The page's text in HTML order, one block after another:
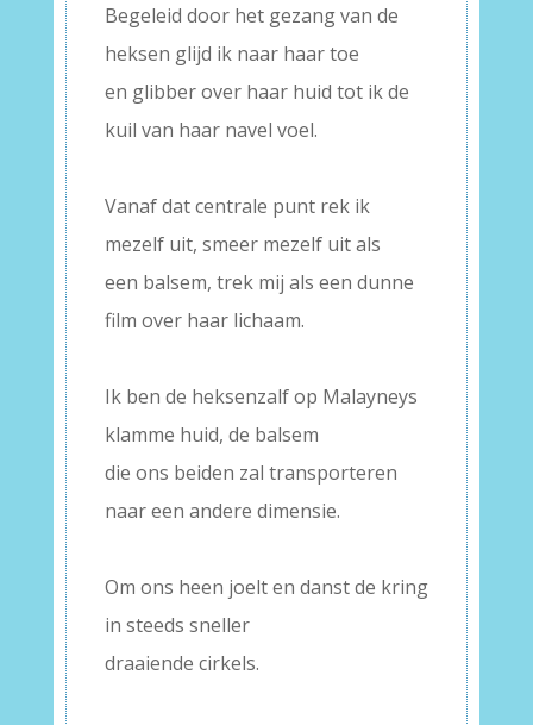
Begeleid door het gezang van de
heksen glijd ik naar haar toe
en glibber over haar huid tot ik de
kuil van haar navel voel.
Vanaf dat centrale punt rek ik
mezelf uit, smeer mezelf uit als
een balsem, trek mij als een dunne
film over haar lichaam.
Ik ben de heksenzalf op Malayneys
klamme huid, de balsem
die ons beiden zal transporteren
naar een andere dimensie.
Om ons heen joelt en danst de kring
in steeds sneller
draaiende cirkels.